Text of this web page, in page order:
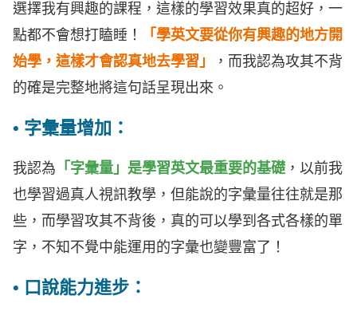
選擇我有興趣的課程，這樣的學習效果真的超好，一
點都不會想打瞌睡！
「學英文要從你有興趣的地方開
始學，這樣才會認真地去學習」
，而我認為攻其不背
的確是完整地將這句話呈現出來。
• 字彙量增加：
我認為 「字彙量」是學習英文最重要的基礎，以前我
也學習過真人視訊教學，但能說的字彙量往往就是那
些，而學習攻其不背後，真的可以學到各式各樣的單
字，不知不覺中能運用的字彙也變豐富了！
• 口說能力進步：